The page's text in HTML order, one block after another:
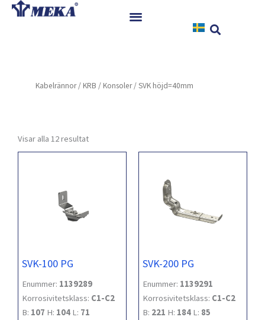
Hoppa
Referenser
Kabelrännor/ KRB / Konsoler/ SVK höjd=40mm
Visar alla 12 resultat
SVK-100 PG
Enummer: 1139289
Korrosivitetsklass: C1-C2
B: 107 H: 104 L: 71
SVK-200 PG
Enummer: 1139291
Korrosivitetsklass: C1-C2
B: 221 H: 184 L: 85